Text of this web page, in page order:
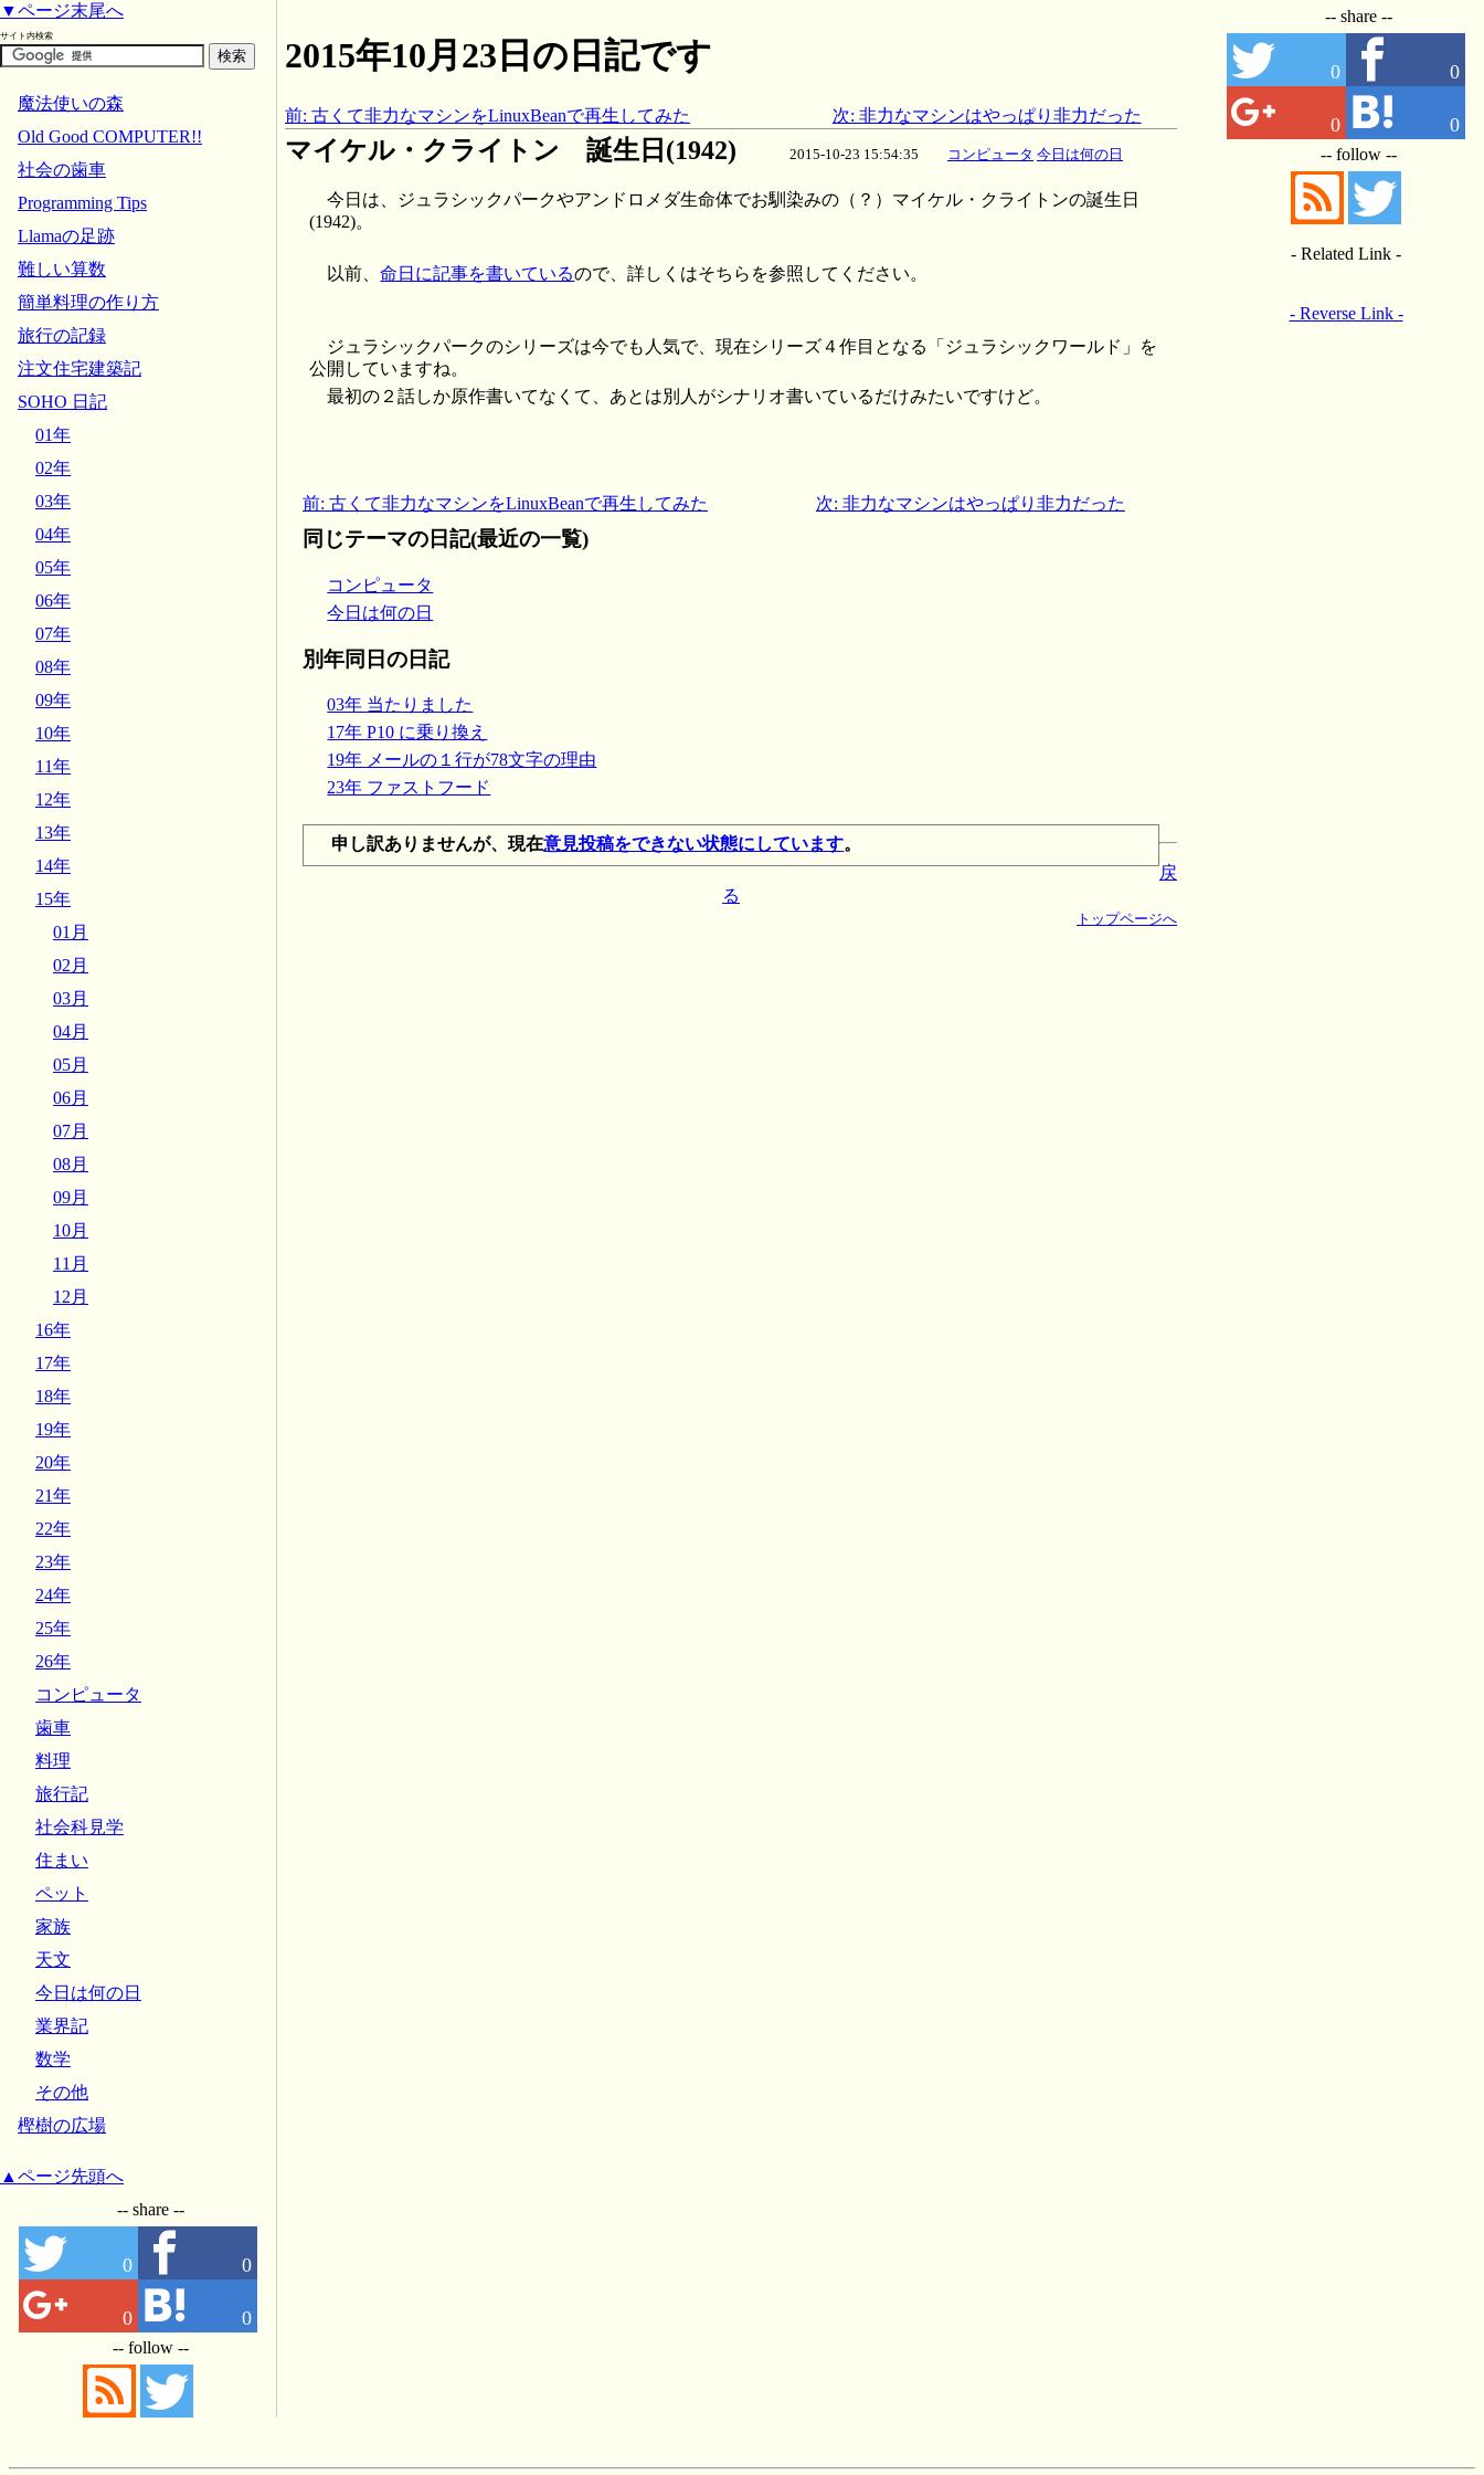
2015年10月23日の日記です
前: 古くて非力なマシンをLinuxBeanで再生してみた 次: 非力なマシンはやっぱり非力だった
マイケル・クライトン 誕生日(1942) 2015-10-23 15:54:35 コンピュータ 今日は何の日
今日は、ジュラシックパークやアンドロメダ生命体でお馴染みの（？）マイケル・クライトンの誕生日
(1942)。
以前、命日に記事を書いているので、詳しくはそちらを参照してください。
ジュラシックパークのシリーズは今でも人気で、現在シリーズ４作目となる「ジュラシックワールド」を
公開していますね。
最初の２話しか原作書いてなくて、あとは別人がシナリオ書いているだけみたいですけど。
前: 古くて非力なマシンをLinuxBeanで再生してみた 次: 非力なマシンはやっぱり非力だった
同じテーマの日記(最近の一覧)
コンピュータ
今日は何の日
別年同日の日記
03年 当たりました
17年 P10 に乗り換え
19年 メールの１行が78文字の理由
23年 ファストフード
申し訳ありませんが、現在意見投稿をできない状態にしています。
戻
る
トップページへ
-- share --
0 0
0 0
-- follow --
- Related Link -
- Reverse Link -
▼ページ末尾へ
サイト内検索
魔法使いの森
Old Good COMPUTER!!
社会の歯車
Programming Tips
Llamaの足跡
難しい算数
簡単料理の作り方
旅行の記録
注文住宅建築記
SOHO 日記
01年
02年
03年
04年
05年
06年
07年
08年
09年
10年
11年
12年
13年
14年
15年
01月
02月
03月
04月
05月
06月
07月
08月
09月
10月
11月
12月
16年
17年
18年
19年
20年
21年
22年
23年
24年
25年
26年
コンピュータ
歯車
料理
旅行記
社会科見学
住まい
ペット
家族
天文
今日は何の日
業界記
数学
その他
樫樹の広場
▲ページ先頭へ
-- share --
0 0
0 0
-- follow --